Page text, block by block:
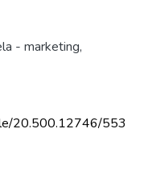
- marketing,
20.500.12746/553